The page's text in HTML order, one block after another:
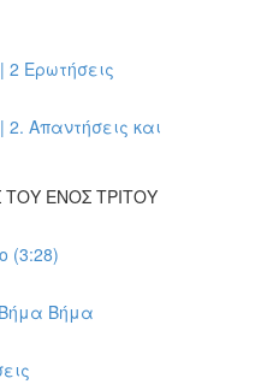
2 Ερωτήσεις
Απαντήσεις και
ΕΝΟΣ ΤΡΙΤΟΥ
(3:28)
Βήμα